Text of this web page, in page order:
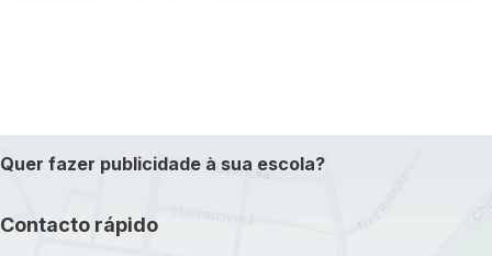
Quer fazer publicidade à sua escola?
Contacto rápido